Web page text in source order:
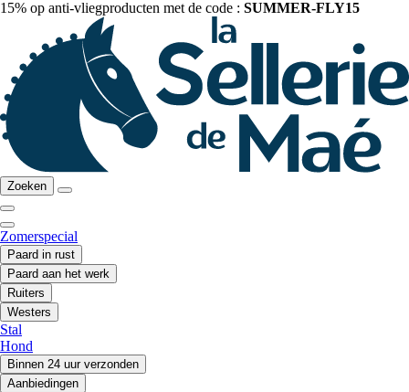
15% op anti-vliegproducten met de code : SUMMER-FLY15
Zoeken
Zomerspecial
Paard in rust
Paard aan het werk
Ruiters
Westers
Stal
Hond
Binnen 24 uur verzonden
Aanbiedingen